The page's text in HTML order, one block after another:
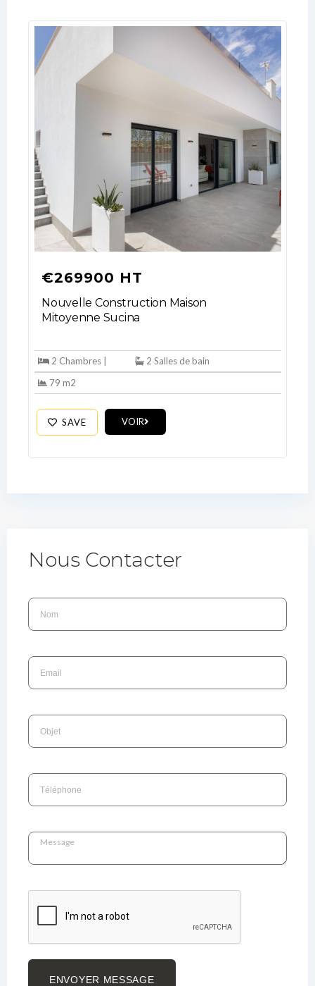
€269900 HT
Nouvelle Construction Maison
Mitoyenne Sucina
2 Chambres |
2 Salles de bain
79 m2
SAVE VOIR
Nous Contacter
ENVOYER MESSAGE
No apps configured. Please contact